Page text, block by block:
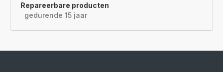
Repareerbare producten
gedurende 15 jaar